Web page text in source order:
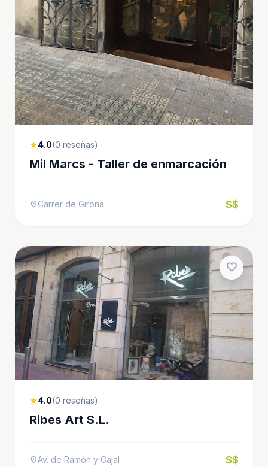
star4.0(0 reseñas)
Mil Marcs - Taller de enmarcación
location_onCarrer de Girona $$
favorite
star4.0(0 reseñas)
Ribes Art S.L.
location_onAv. de Ramón y Cajal $$